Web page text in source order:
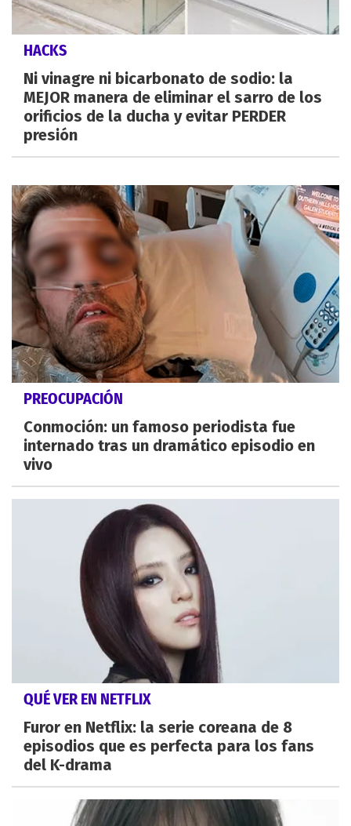
HACKS
Ni vinagre ni bicarbonato de sodio: la
MEJOR manera de eliminar el sarro de los
orificios de la ducha y evitar PERDER
presión
PREOCUPACIÓN
Conmoción: un famoso periodista fue
internado tras un dramático episodio en
vivo
QUÉ VER EN NETFLIX
Furor en Netflix: la serie coreana de 8
episodios que es perfecta para los fans
del K-drama